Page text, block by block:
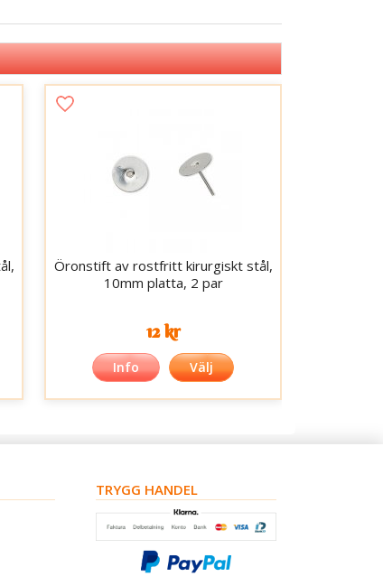
Öronstift av rostfritt kirurgiskt stål,
10mm platta, 2 par
12 kr
Info Välj
TRYGG HANDEL